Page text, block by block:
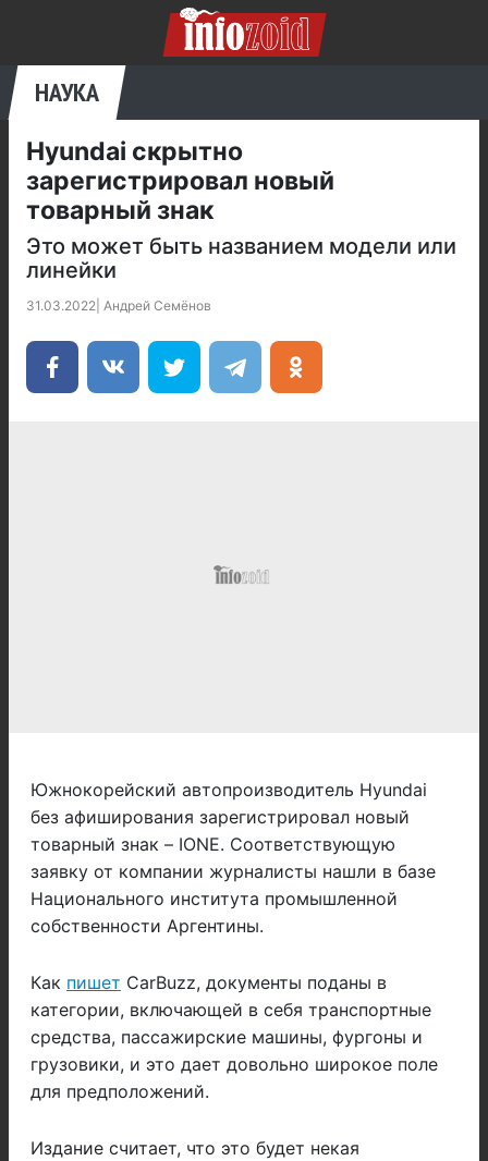
НАУКА
Hyundai скрытно
зарегистрировал новый
товарный знак
Это может быть названием модели или
линейки
31.03.2022 Андрей Семёнов
Южнокорейский автопроизводитель Hyundai
без афиширования зарегистрировал новый
товарный знак – IONE. Соответствующую
заявку от компании журналисты нашли в базе
Национального института промышленной
собственности Аргентины.
Как пишет CarBuzz, документы поданы в
категории, включающей в себя транспортные
средства, пассажирские машины, фургоны и
грузовики, и это дает довольно широкое поле
для предположений.
Издание считает, что это будет некая